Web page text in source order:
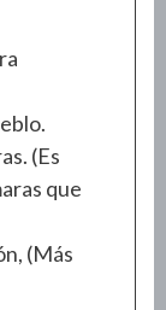
(Es
que
(Más